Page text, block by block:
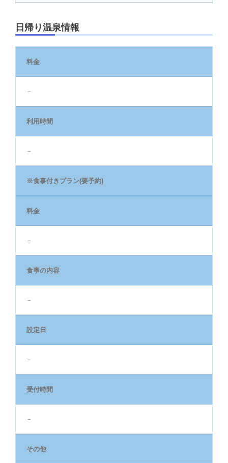
日帰り温泉情報
料金
－
利用時間
－
※食事付きプラン(要予約)
料金
－
食事の内容
－
設定日
－
受付時間
－
その他